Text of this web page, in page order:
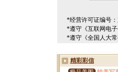
*经营许可证编号：
*遵守《互联网电子
*遵守《全国人大